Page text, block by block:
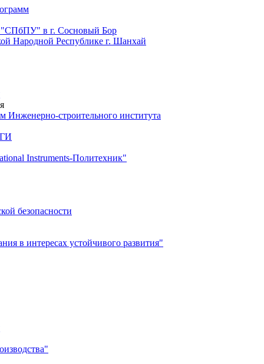
"СПбПУ" в г. Сосновый Бор
Народной Республике г. Шанхай
строительного института
Instruments-Политехник"
безопасности
в интересах устойчивого развития"